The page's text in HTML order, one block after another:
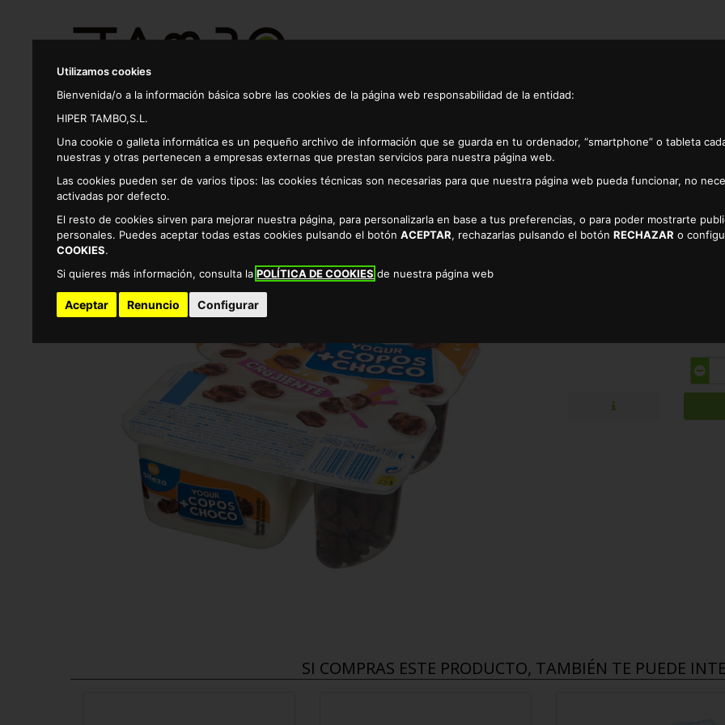
Utilizamos cookies
Bienvenida/o a la información básica sobre las cookies de la página web responsabilidad de la entidad:
HIPER TAMBO,S.L.
Una cookie o galleta informática es un pequeño archivo de información que se guarda en tu ordenador, “smartphone” o tableta
nuestras y otras pertenecen a empresas externas que prestan servicios para nuestra página web.
Las cookies pueden ser de varios tipos: las cookies técnicas son necesarias para que nuestra página web pueda funcionar, no
activadas por defecto.
El resto de cookies sirven para mejorar nuestra página, para personalizarla en base a tus preferencias, o para poder mostrarte
personales. Puedes aceptar todas estas cookies pulsando el botónACEPTAR, rechazarlas pulsando el botónRECHAZAR o
COOKIES.
Si quieres más información, consulta laPOLÍTICA DE COOKIES de nuestra página web
Aceptar Renuncio Configurar
Productos
Yogures y postres Postres Yogur +copos chocolate alteza 2x143gr
YOGUR +COPOS
SI COMPRAS ESTE PRODUCTO, TAMBIÉN TE PUEDE